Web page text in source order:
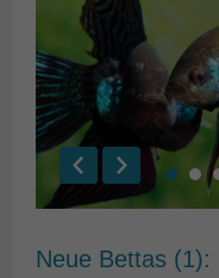
Neue Bettas (1):